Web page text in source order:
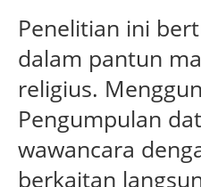
Penelitian ini
dalam pantun
religius.
Pengumpulan
wawancara
berkaitan